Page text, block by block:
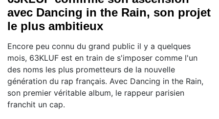
avec Dancing in the Rain, son projet
le plus ambitieux
Encore peu connu du grand public il y a quelques
mois, 63KLUF est en train de s'imposer comme l'un
des noms les plus prometteurs de la nouvelle
génération du rap français. Avec Dancing in the Rain,
son premier véritable album, le rappeur parisien
franchit un cap.